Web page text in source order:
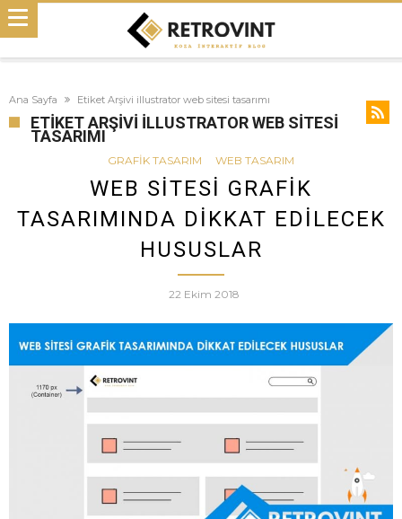
Ana Sayfa Etiket Arşivi illustrator web sitesi tasarımı
ETIKET ARŞIVI ILLUSTRATOR WEB SITESI
TASARIMI
GRAFIK TASARIM WEB TASARIM
WEB SITESI GRAFIK
TASARIMINDA DIKKAT EDILECEK
HUSUSLAR
22 Ekim 2018